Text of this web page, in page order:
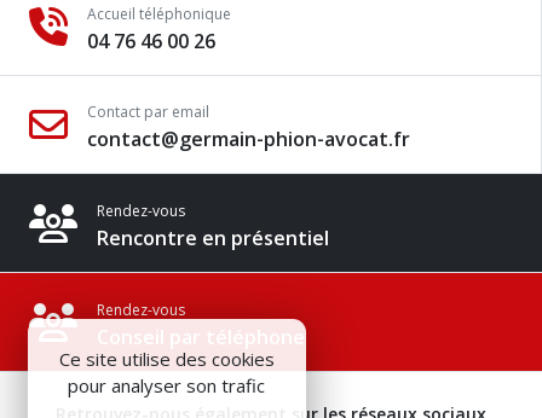
Accueil téléphonique
04 76 46 00 26
Contact par email
contact@germain-phion-avocat.fr
Rendez-vous
Rencontre en présentiel
Rendez-vous
Conseil par téléphone
Ce site utilise des cookies
pour analyser son trafic